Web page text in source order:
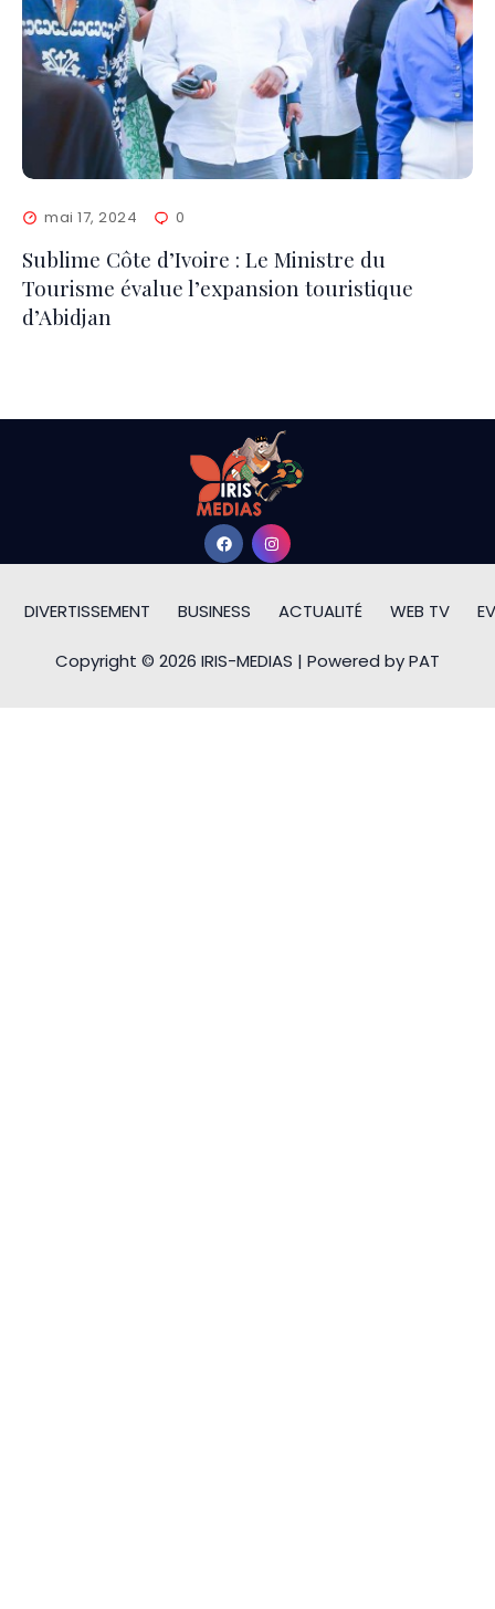
mai 17, 2024 0
Sublime Côte d’Ivoire : Le Ministre du
Tourisme évalue l’expansion touristique
d’Abidjan
DIVERTISSEMENT BUSINESS ACTUALITÉ WEB TV
Copyright © 2026 IRIS-MEDIAS | Powered by PAT